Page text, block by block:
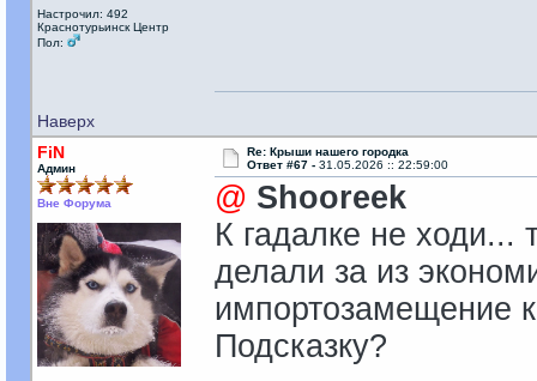
Настрочил: 492
Краснотурьинск Центр
Пол:
Наверх
FiN
Админ
Вне Форума
Re: Крыши нашего городка
Ответ #67 - 31.05.2026 :: 22:59:00
@ Shooreek
К гадалке не ходи...
делали за из
импортозамещение
Подсказку?